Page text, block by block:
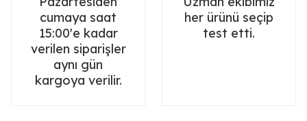
cumaya saat
15:00'e kadar
verilen siparişler
aynı gün
kargoya verilir.
her ürünü seçip
test etti.